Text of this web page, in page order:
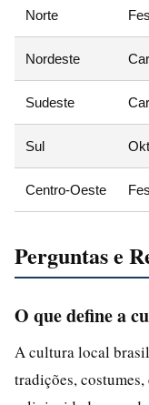
Norte
Nordeste
Sudeste
Sul
Centro-Oeste
Perguntas e
O que define a
A cultura local
tradições,